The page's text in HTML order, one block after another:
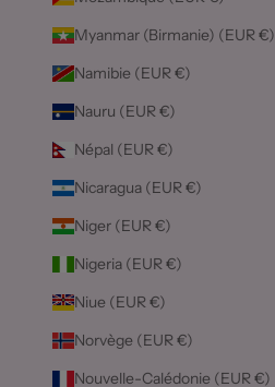
Myanmar (Birmanie) (EUR €)
Namibie (EUR €)
Nauru (EUR €)
Népal (EUR €)
Nicaragua (EUR €)
Niger (EUR €)
Nigeria (EUR €)
Niue (EUR €)
Norvège (EUR €)
Nouvelle-Calédonie (EUR €)